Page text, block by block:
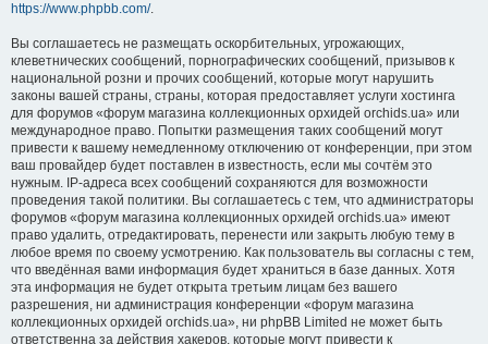
https://www.phpbb.com/.
Вы соглашаетесь не размещать оскорбительных, угрожающих,
клеветнических сообщений, порнографических сообщений, призывов к
национальной розни и прочих сообщений, которые могут нарушить
законы вашей страны, страны, которая предоставляет услуги хостинга
для форумов «форум магазина коллекционных орхидей orchids.ua» или
международное право. Попытки размещения таких сообщений могут
привести к вашему немедленному отключению от конференции, при этом
ваш провайдер будет поставлен в известность, если мы сочтём это
нужным. IP-адреса всех сообщений сохраняются для возможности
проведения такой политики. Вы соглашаетесь с тем, что администраторы
форумов «форум магазина коллекционных орхидей orchids.ua» имеют
право удалить, отредактировать, перенести или закрыть любую тему в
любое время по своему усмотрению. Как пользователь вы согласны с тем,
что введённая вами информация будет храниться в базе данных. Хотя
эта информация не будет открыта третьим лицам без вашего
разрешения, ни администрация конференции «форум магазина
коллекционных орхидей orchids.ua», ни phpBB Limited не может быть
ответственна за действия хакеров, которые могут привести к